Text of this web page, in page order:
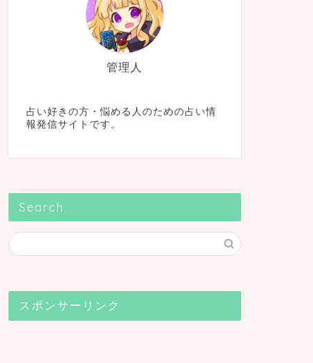
管理人
占い好きの方・悩める人のための占い情
報発信サイトです。
Search
スポンサーリンク